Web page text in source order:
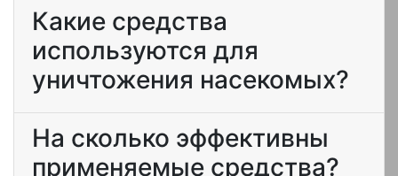
Какие средства
используются для
уничтожения насекомых?
На сколько эффективны
применяемые средства?